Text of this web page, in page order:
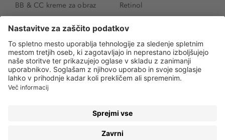
BB & CC kreme za obraz
SPF 30
Senčila za oči
Tekoči puder
Ličenje povešenih vek
Kako povečati oči
Retinol
Niacinamid
Rozacea
Salicilna kislina